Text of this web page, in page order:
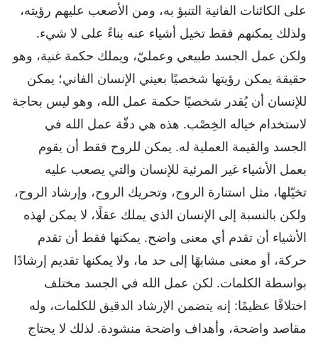
على الكائنات الفانية التنبؤ به، ومن الأصعب عليهم رؤيته،
ولذلك يمكنهم فقط تخيل أشياء عنه بناءً على لا شيء.
ولكن عمل الجسد طبيعي وعمليّ، ويملك حكمة غنية، وهو
حقيقة يمكن رؤيتها شخصيًا بعيني الإنسان الفاني؛ يمكن
للإنسان أن يُقدر شخصيًا حكمة عمل الله، وهو ليس بحاجة
لاستخدام خياله الخِصْب. هذه هي دقّة عمل الله في
الجسد والقيمة العملية له. يمكن للروح فقط أن يقوم
بعمل الأشياء غير المرئية للإنسان والتي يصعب عليه
تخيّلها، مثل استنارة الروح، وتحريك الروح، وإرشاد الروح،
ولكن بالنسبة إلى الإنسان الذي يملك عقلًا، لا يمكن لهذه
الأشياء أن تقدم أي معنى واضح. يمكنها فقط أن تقدم
حركة، أو معنى مشابهًا إلى حد ما، ولا يمكنها تقديم إرشادًا
بواسطة الكلمات. لكن عمل الله في الجسد مختلف
اختلافًا عظيمًا: إنه يتضمن الإرشاد الدقيق للكلمات، وله
مقاصد واضحة، وأهداف واضحة منشودة. لذلك لا يحتاج